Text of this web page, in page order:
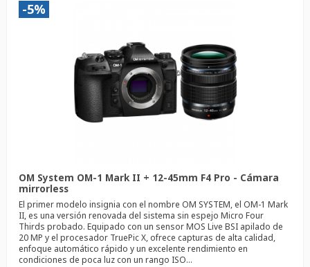
-5%
OM System OM-1 Mark II + 12-45mm F4 Pro - Cámara
mirrorless
El primer modelo insignia con el nombre OM SYSTEM, el OM-1 Mark
II, es una versión renovada del sistema sin espejo Micro Four
Thirds probado. Equipado con un sensor MOS Live BSI apilado de
20 MP y el procesador TruePic X, ofrece capturas de alta calidad,
enfoque automático rápido y un excelente rendimiento en
condiciones de poca luz con un rango ISO...